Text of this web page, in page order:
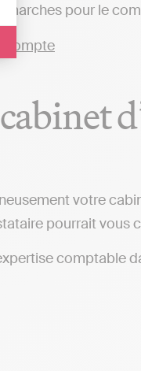
pour le
votre
pourrait vous
comptable